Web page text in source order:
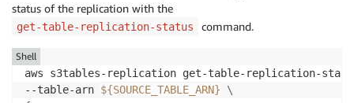
status of the replication with the
get-table-replication-status command.
aws s3tables-replication get-table-replication-
--table-arn ${SOURCE_TABLE_ARN}
\
Shell